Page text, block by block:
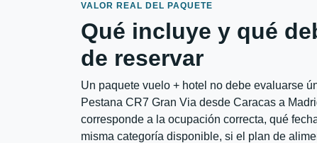
VALOR REAL DEL PAQUETE
Qué incluye y qué
de reservar
Un paquete vuelo + hotel no debe evaluarse
Pestana CR7 Gran Via desde Caracas a
corresponde a la ocupación correcta, qué
misma categoría disponible, si el plan de